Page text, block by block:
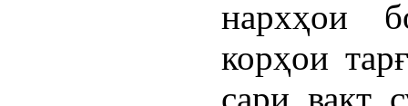
нархҳои
корҳои
сари вақт